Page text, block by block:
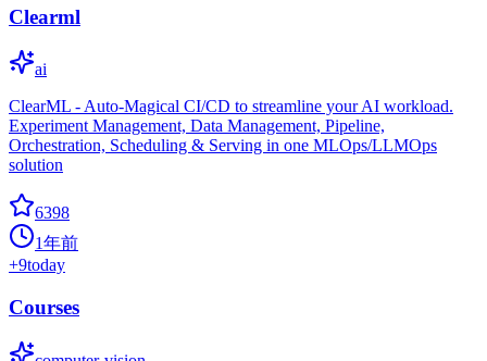
Clearml
ai
ClearML - Auto-Magical CI/CD to streamline your AI workload.
Experiment Management, Data Management, Pipeline,
Orchestration, Scheduling & Serving in one MLOps/LLMOps
solution
6398
1年前
+9today
Courses